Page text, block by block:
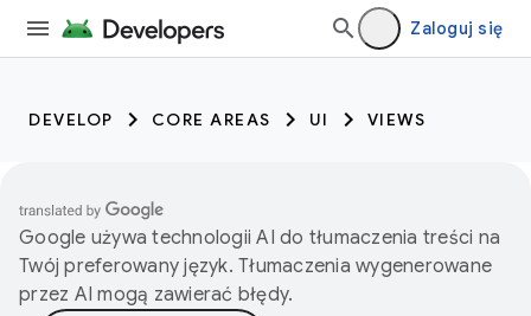
Zaloguj się
DEVELOP CORE AREAS UI VIEWS
Google używa technologii AI do tłumaczenia treści na
Twój preferowany język. Tłumaczenia wygenerowane
przez AI mogą zawierać błędy.